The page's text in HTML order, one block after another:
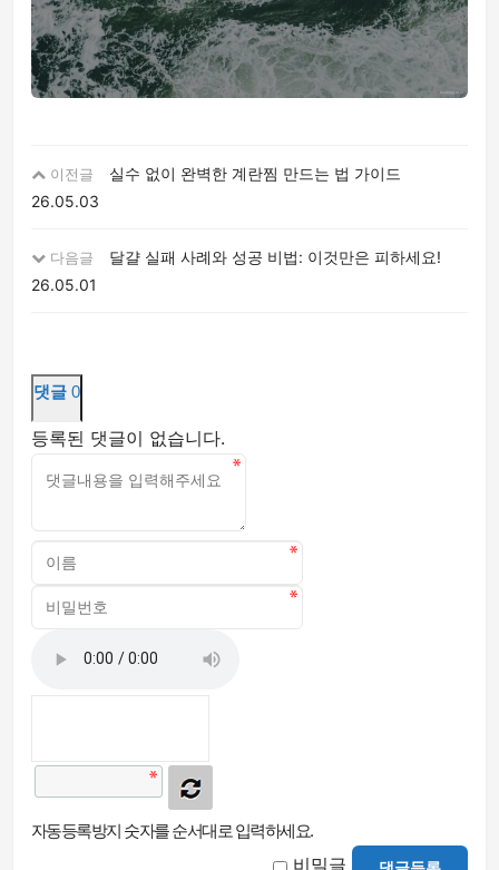
이전글
실수 없이 완벽한 계란찜 만드는 법 가이드
26.05.03
다음글
달걀 실패 사례와 성공 비법: 이것만은 피하세요!
26.05.01
댓글 0
등록된 댓글이 없습니다.
자동등록방지 숫자를 순서대로 입력하세요.
비밀글